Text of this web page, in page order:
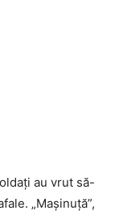
au vrut să-
„Maşinuţă”,